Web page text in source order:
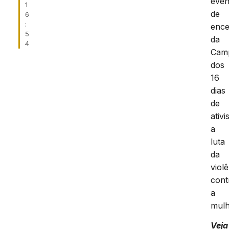
1
6
:
5
4
de
da
dos
16
dias
de
a
luta
da
a
Veja